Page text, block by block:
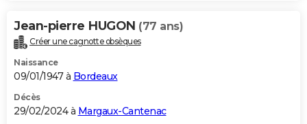
Jean-pierre HUGON (77 ans)
Créer une cagnotte obsèques
Naissance
09/01/1947 à Bordeaux
Décès
29/02/2024 à Margaux-Cantenac